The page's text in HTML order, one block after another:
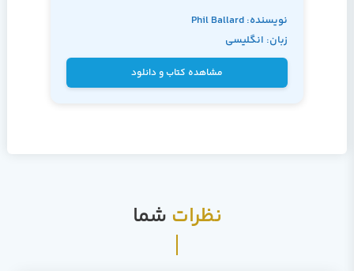
خواهید گرفت.نویسنده: Phil Ballard
and Michael Moncur
زبان: انگلیسی
مشاهده کتاب و دانلود
نظرات شما